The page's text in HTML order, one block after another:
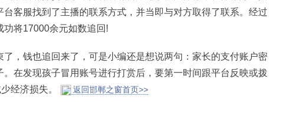
台客服找到了主播的联系方式，并当即与对方取得了联系。经过
功将17000余元如数追回!
钱也追回来了，可是小编还是想说两句：家长的支付账户密
。在发现孩子冒用账号进行打赏后，要第一时间跟平台反映或拨
经济损失。
返回邯郸之窗首页>>